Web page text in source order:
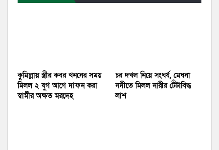
কুমিল্লায় স্ত্রীর কবর খননের সময়
মিলল ২ যুগ আগে দাফন করা
স্বামীর অক্ষত মরদেহ
চর দখল নিয়ে সংঘর্ষ, মেঘনা
নদীতে মিলল নারীর টেঁটাবিদ্ধ
লাশ